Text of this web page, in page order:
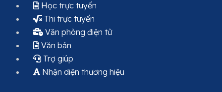
Học trực tuyến
Thi trực tuyến
Văn phòng điện tử
Văn bản
Trợ giúp
Nhận diện thương hiệu